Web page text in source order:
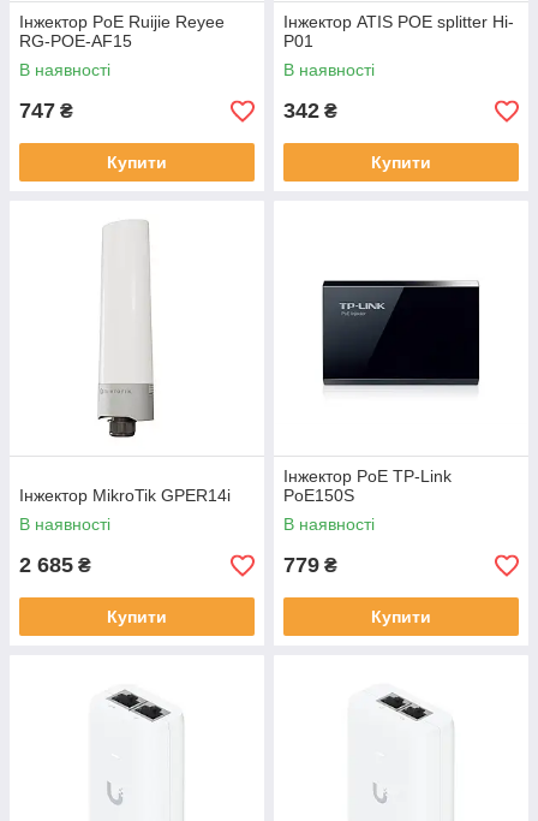
Інжектор PoE Ruijie Reyee
RG-POE-AF15
В наявності
747 ₴
Купити
Інжектор ATIS POE splitter Hi-
P01
В наявності
342 ₴
Купити
Інжектор MikroTik GPER14i
В наявності
2 685 ₴
Купити
Інжектор PoE TP-Link
PoE150S
В наявності
779 ₴
Купити